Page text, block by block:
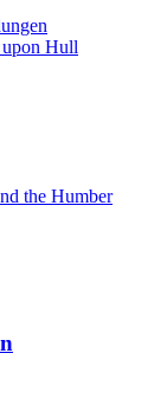
Hull
the Humber